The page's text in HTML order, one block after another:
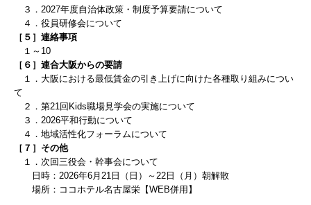
３．2027年度自治体政策・制度予算要請について
４．役員研修会について
［５］連絡事項
１～10
［６］連合大阪からの要請
１．大阪における最低賃金の引き上げに向けた各種取り組みについ
て
２．第21回Kids職場見学会の実施について
３．2026平和行動について
４． 地域活性化フォーラムについて
［７］ その他
１． 次回三役会・幹事会について
日時： 2026年6 月21 日（日）
～22日（月）朝解散
場所：ココホテル名古屋栄【WEB併用】